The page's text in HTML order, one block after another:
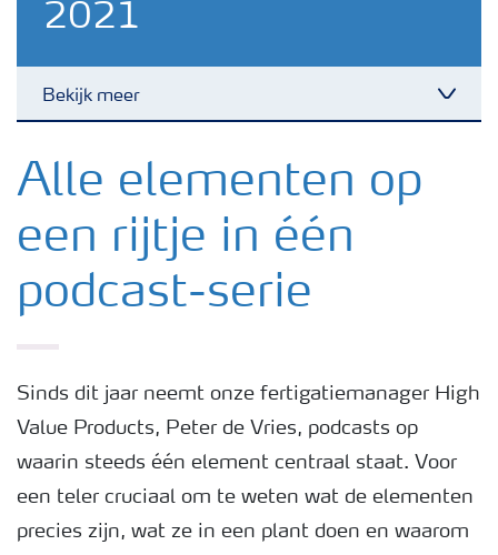
2021
Bekijk meer
Nieuwsbrieven
Gewassen
Meststoffen
Alle elementen op
een rijtje in één
podcast-serie
Sinds dit jaar neemt onze fertigatiemanager High
Value Products, Peter de Vries, podcasts op
waarin steeds één element centraal staat. Voor
een teler cruciaal om te weten wat de elementen
precies zijn, wat ze in een plant doen en waarom